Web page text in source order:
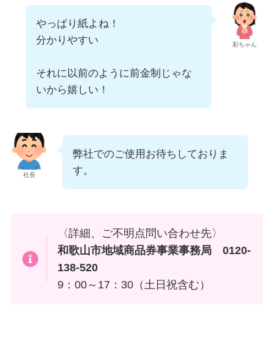
彩ちゃん
やっぱり紙よね！
分かりやすい
それに以前のように前金制じゃな
いから嬉しい！
社長
弊社でのご使用お待ちしておりま
す。
〈詳細、ご不明点問い合わせ先〉
和歌山市地域商品券事業事務局 0120-
138-520
9：00～17：30（土日祝含む）